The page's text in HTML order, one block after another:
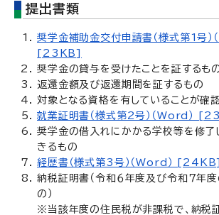
提出書類
奨学金補助金交付申請書（様式第1号）
[23KB]
奨学金の貸与を受けたことを証するも
返還金額及び返還期間を証するもの
対象となる資格を有していることが確
就業証明書（様式第2号）（Word）
奨学金の借入れにかかる学校等を修了
きるもの
経歴書（様式第3号）（Word） [24KB]
納税証明書（令和６年度及び令和７年
の）
※当該年度の住民税が非課税で、納税